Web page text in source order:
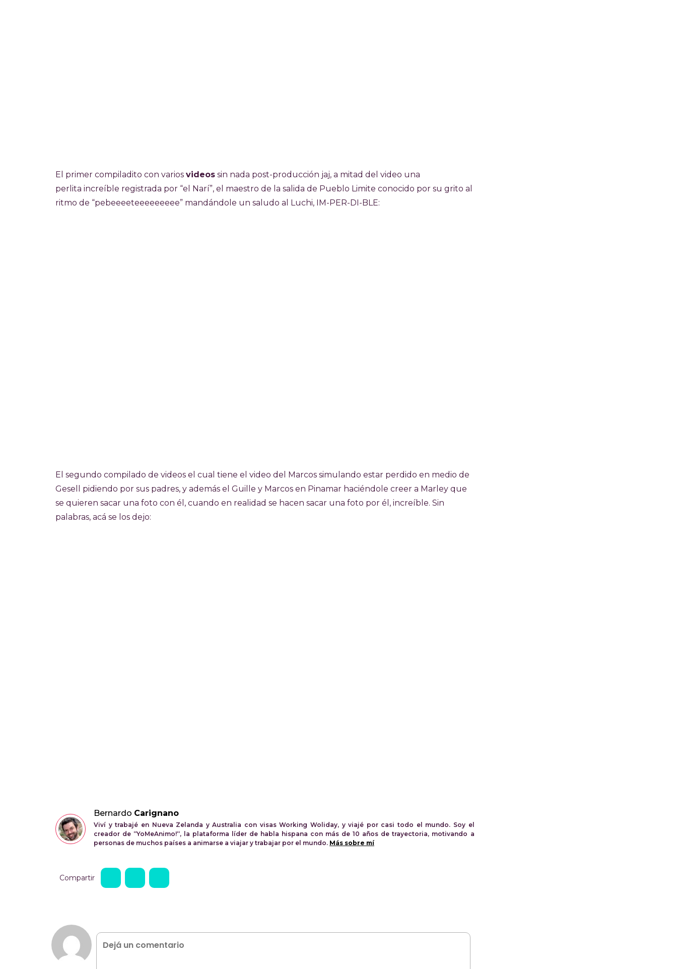
El primer compiladito con varios videos sin nada post-producción jaj, a mitad del video una
perlita increíble registrada por “el Narí”, el maestro de la salida de Pueblo Limite conocido por su grito al
ritmo de “pebeeeeteeeeeeeee” mandándole un saludo al Luchi, IM-PER-DI-BLE:
El segundo compilado de videos el cual tiene el video del Marcos simulando estar perdido en medio de
Gesell pidiendo por sus padres, y además el Guille y Marcos en Pinamar haciéndole creer a Marley que
se quieren sacar una foto con él, cuando en realidad se hacen sacar una foto por él, increíble. Sin
palabras, acá se los dejo:
Bernardo Carignano
Viví y trabajé en Nueva Zelanda y Australia con visas Working Woliday, y viajé por casi todo el mundo. Soy el
creador de “YoMeAnimo!“, la plataforma líder de habla hispana con más de 10 años de trayectoria, motivando a
personas de muchos países a animarse a viajar y trabajar por el mundo. Más sobre mí
Compartir